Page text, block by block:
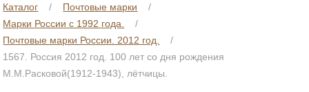
Каталог
Почтовые марки
Марки России с 1992 года.
Почтовые марки России. 2012 год.
1567. Россия 2012 год. 100 лет со дня рождения
М.М.Расковой(1912-1943), лётчицы.